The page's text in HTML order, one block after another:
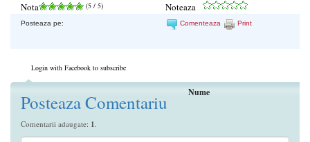
Nota (5 / 5) Noteaza
Posteaza pe: Comenteaza Print
Login with Facebook to subscribe
Posteaza Comentariu
Comentarii adaugate: 1.
Nume